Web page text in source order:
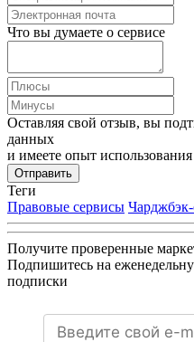
Что вы думаете о сервисе
Оставляя свой отзыв, вы
данных
и имеете опыт использования
Отправить
Теги
Правовые сервисы
Получите проверенные
Подпишитесь на
подписки